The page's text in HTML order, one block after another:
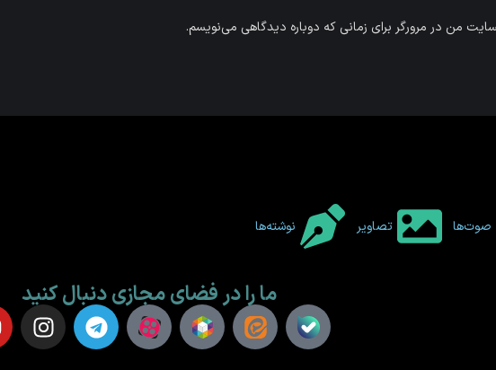
من در مرورگر برای زمانی که دوباره دیدگاهی می‌نویسم.
صوت‌ها تصاویر نوشته‌ها
ما را در فضای مجازی دنبال کنید